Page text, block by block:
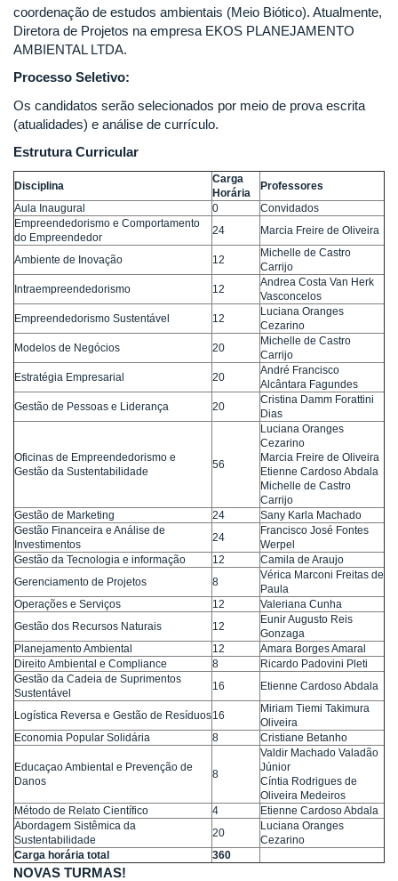
coordenação de estudos ambientais (Meio Biótico). Atualmente,
Diretora de Projetos na empresa EKOS PLANEJAMENTO
AMBIENTAL LTDA.
Processo Seletivo:
Os candidatos serão selecionados por meio de prova escrita
(atualidades) e análise de currículo.
Estrutura Curricular
Disciplina
Carga
Horária
Professores
Aula Inaugural
0
Convidados
Empreendedorismo e Comportamento
do Empreendedor
24 Marcia Freire de Oliveira
Ambiente de Inovação 12
Michelle de Castro
Carrijo
Intraempreendedorismo
12
Andrea Costa Van Herk
Vasconcelos
Empreendedorismo Sustentável
12
Luciana Oranges
Cezarino
Modelos de Negócios
20
Michelle de Castro
Carrijo
Estratégia Empresarial
20
André Francisco
Alcântara Fagundes
Gestão de Pessoas e Liderança
20
Cristina Damm Forattini
Dias
Oficinas de Empreendedorismo e
Gestão da Sustentabilidade
56
Luciana Oranges
Cezarino
Marcia Freire de Oliveira
Etienne Cardoso Abdala
Michelle de Castro
Carrijo
Gestão de Marketing
24
Sany Karla Machado
Gestão Financeira e Análise de
Investimentos
24
Francisco José Fontes
Werpel
Gestão da Tecnologia e informação
12
Camila de Araujo
Gerenciamento de Projetos
8
Vérica Marconi Freitas de
Paula
Operações e Serviços
12
Valeriana Cunha
Gestão dos Recursos Naturais
12
Eunir Augusto Reis
Gonzaga
Planejamento Ambiental
12
Amara Borges Amaral
Direito Ambiental e Compliance
8
Ricardo Padovini Pleti
Gestão da Cadeia de Suprimentos
Sustentável
16 Etienne Cardoso Abdala
Logística Reversa e Gestão de Resíduos16
Miriam Tiemi Takimura
Oliveira
Economia Popular Solidária
8 Cristiane Betanho
Educaçao Ambiental e Prevenção de
Danos
8
Valdir Machado Valadão
Júnior
Cíntia Rodrigues de
Oliveira Medeiros
Método de Relato Científico
4
Etienne Cardoso Abdala
Abordagem Sistêmica da
Sustentabilidade
20
Luciana Oranges
Cezarino
Carga horária total
360
NOVAS TURMAS!